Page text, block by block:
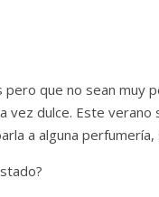
pero que no sean
dulce. Este verano
a alguna